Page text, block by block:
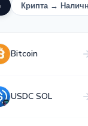
Крипта →
Bitcoin
USDC SOL